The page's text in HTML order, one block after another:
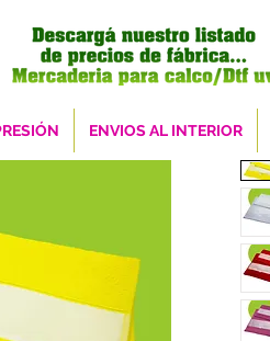
ENVIOS AL INTERIOR